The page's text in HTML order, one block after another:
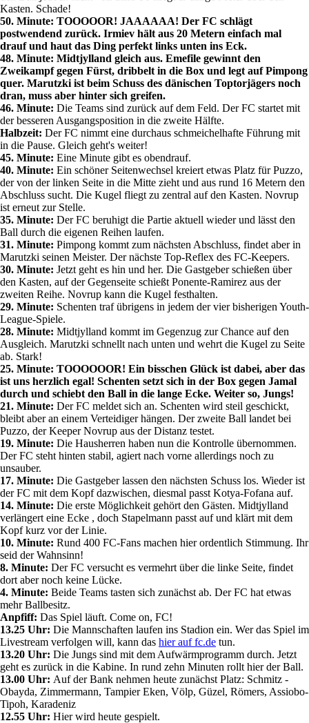
Kasten. Schade!
50. Minute: TOOOOOR! JAAAAAA! Der FC schlägt
postwendend zurück. Irmiev hält aus 20 Metern einfach mal
drauf und haut das Ding perfekt links unten ins Eck.
48. Minute: Midtjylland gleich aus. Emefile gewinnt den
Zweikampf gegen Fürst, dribbelt in die Box und legt auf Pimpong
quer. Marutzki ist beim Schuss des dänischen Toptorjägers noch
dran, muss aber hinter sich greifen.
46. Minute: Die Teams sind zurück auf dem Feld. Der FC startet mit
der besseren Ausgangsposition in die zweite Hälfte.
Halbzeit: Der FC nimmt eine durchaus schmeichelhafte Führung mit
in die Pause. Gleich geht's weiter!
45. Minute: Eine Minute gibt es obendrauf.
40. Minute: Ein schöner Seitenwechsel kreiert etwas Platz für Puzzo,
der von der linken Seite in die Mitte zieht und aus rund 16 Metern den
Abschluss sucht. Die Kugel fliegt zu zentral auf den Kasten. Novrup
ist erneut zur Stelle.
35. Minute: Der FC beruhigt die Partie aktuell wieder und lässt den
Ball durch die eigenen Reihen laufen.
31. Minute: Pimpong kommt zum nächsten Abschluss, findet aber in
Marutzki seinen Meister. Der nächste Top-Reflex des FC-Keepers.
30. Minute: Jetzt geht es hin und her. Die Gastgeber schießen über
den Kasten, auf der Gegenseite schießt Ponente-Ramirez aus der
zweiten Reihe. Novrup kann die Kugel festhalten.
29. Minute: Schenten traf übrigens in jedem der vier bisherigen Youth-
League-Spiele.
28. Minute: Midtjylland kommt im Gegenzug zur Chance auf den
Ausgleich. Marutzki schnellt nach unten und wehrt die Kugel zu Seite
ab. Stark!
25. Minute: TOOOOOOR! Ein bisschen Glück ist dabei, aber das
ist uns herzlich egal! Schenten setzt sich in der Box gegen Jamal
durch und schiebt den Ball in die lange Ecke. Weiter so, Jungs!
21. Minute: Der FC meldet sich an. Schenten wird steil geschickt,
bleibt aber an einem Verteidiger hängen. Der zweite Ball landet bei
Puzzo, der Keeper Novrup aus der Distanz testet.
19. Minute: Die Hausherren haben nun die Kontrolle übernommen.
Der FC steht hinten stabil, agiert nach vorne allerdings noch zu
unsauber.
17. Minute: Die Gastgeber lassen den nächsten Schuss los. Wieder ist
der FC mit dem Kopf dazwischen, diesmal passt Kotya-Fofana auf.
14. Minute: Die erste Möglichkeit gehört den Gästen. Midtjylland
verlängert eine Ecke , doch Stapelmann passt auf und klärt mit dem
Kopf kurz vor der Linie.
10. Minute: Rund 400 FC-Fans machen hier ordentlich Stimmung. Ihr
seid der Wahnsinn!
8. Minute: Der FC versucht es vermehrt über die linke Seite, findet
dort aber noch keine Lücke.
4. Minute: Beide Teams tasten sich zunächst ab. Der FC hat etwas
mehr Ballbesitz.
Anpfiff: Das Spiel läuft. Come on, FC!
13.25 Uhr: Die Mannschaften laufen ins Stadion ein. Wer das Spiel im
Livestream verfolgen will, kann das hier auf fc.de tun.
13.20 Uhr: Die Jungs sind mit dem Aufwärmprogramm durch. Jetzt
geht es zurück in die Kabine. In rund zehn Minuten rollt hier der Ball.
13.00 Uhr: Auf der Bank nehmen heute zunächst Platz: Schmitz -
Obayda, Zimmermann, Tampier Eken, Völp, Güzel, Römers, Assiobo-
Tipoh, Karadeniz
12.55 Uhr: Hier wird heute gespielt.